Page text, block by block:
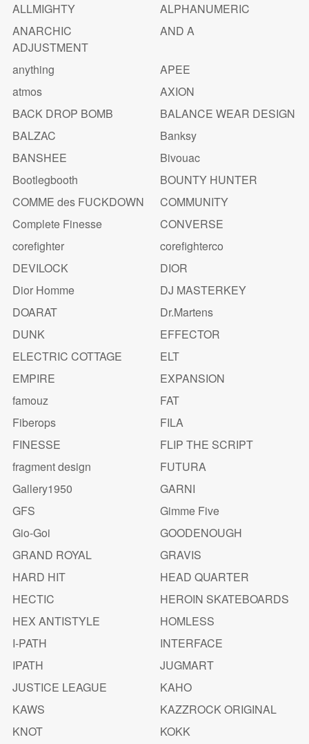
ALLMIGHTY
ALPHANUMERIC
ANARCHIC
ADJUSTMENT
AND A
anything
APEE
atmos
AXION
BACK DROP BOMB
BALANCE WEAR DESIGN
BALZAC
Banksy
BANSHEE
Bivouac
Bootlegbooth
BOUNTY HUNTER
COMME des FUCKDOWN
COMMUNITY
Complete Finesse
CONVERSE
corefighter
corefighterco
DEVILOCK
DIOR
Dior Homme
DJ MASTERKEY
DOARAT
Dr.Martens
DUNK
EFFECTOR
ELECTRIC COTTAGE
ELT
EMPIRE
EXPANSION
famouz
FAT
Fiberops
FILA
FINESSE
FLIP THE SCRIPT
fragment design
FUTURA
Gallery1950
GARNI
GFS
Gimme Five
Gio-Goi
GOODENOUGH
GRAND ROYAL
GRAVIS
HARD HIT
HEAD QUARTER
HECTIC
HEROIN SKATEBOARDS
HEX ANTISTYLE
HOMLESS
I-PATH
INTERFACE
IPATH
JUGMART
JUSTICE LEAGUE
KAHO
KAWS
KAZZROCK ORIGINAL
KNOT
KOKK